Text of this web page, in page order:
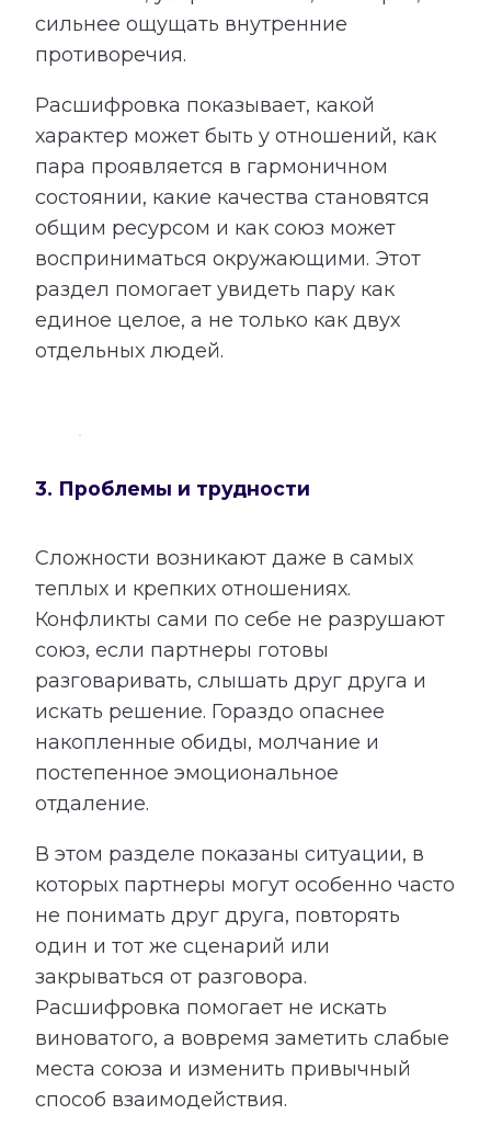
сильнее ощущать внутренние
противоречия.
Расшифровка показывает, какой
характер может быть у отношений, как
пара проявляется в гармоничном
состоянии, какие качества становятся
общим ресурсом и как союз может
восприниматься окружающими. Этот
раздел помогает увидеть пару как
единое целое, а не только как двух
отдельных людей.
3. Проблемы и трудности
Сложности возникают даже в самых
теплых и крепких отношениях.
Конфликты сами по себе не разрушают
союз, если партнеры готовы
разговаривать, слышать друг друга и
искать решение. Гораздо опаснее
накопленные обиды, молчание и
постепенное эмоциональное
отдаление.
В этом разделе показаны ситуации, в
которых партнеры могут особенно часто
не понимать друг друга, повторять
один и тот же сценарий или
закрываться от разговора.
Расшифровка помогает не искать
виноватого, а вовремя заметить слабые
места союза и изменить привычный
способ взаимодействия.